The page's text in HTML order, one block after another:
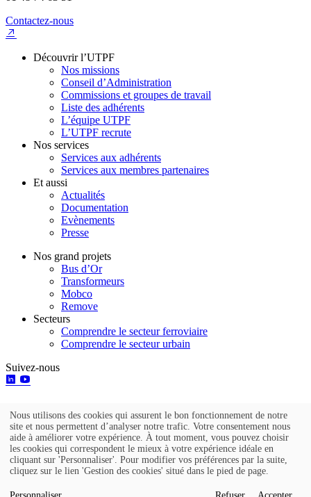
Contactez-nous
Découvrir l’UTPF
Nos missions
Conseil d’Administration
Commissions et groupes de travail
Liste des adhérents
L’équipe UTPF
L’UTPF recrute
Nos services
Services aux adhérents
Services aux membres partenaires
Et aussi
Actualités
Documentation
Evènements
Presse
Nos grand projets
Bus d’Or
Transformeurs
Mobco
Remove
Secteurs
Comprendre le secteur ferroviaire
Comprendre le secteur urbain
Suivez-nous
Go to top
Mentions légales
Utilisation
des
données
personnelles
Nous utilisons des cookies qui assurent le bon fonctionnement de notre
site et nous permettent d’analyser notre trafic. Votre consentement nous
aide à améliorer votre expérience. À tout moment, vous pouvez choisir
les cookies qui correspondent le mieux à votre expérience idéale en
cliquant sur 'Personnaliser'. Pour modifier vos préférences par la suite,
cliquez sur le lien 'Gestion des cookies' situé dans le pied de page.